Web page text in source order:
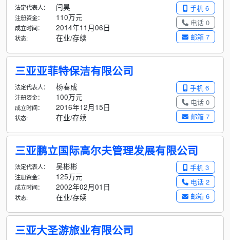
手机 6
电话 0
邮箱 7
法定代表人： 闫昊
注册资金： 110万元
成立时间： 2014年11月06日
状态: 在业/存续
三亚亚菲特保洁有限公司
手机 6
电话 0
邮箱 7
法定代表人： 杨春成
注册资金： 100万元
成立时间： 2016年12月15日
状态: 在业/存续
三亚鹏立国际高尔夫管理发展有限公司
手机 3
电话 2
邮箱 6
法定代表人： 吴彬彬
注册资金： 125万元
成立时间： 2002年02月01日
状态: 在业/存续
三亚大圣游旅业有限公司